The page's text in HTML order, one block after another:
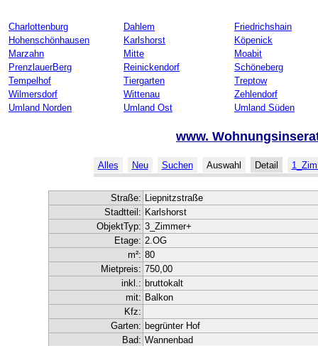
Charlottenburg Dahlem
Friedrichshain
Hohenschönhausen
Karlshorst
Köpenick
Marzahn
Mitte
Moabit
PrenzlauerBerg
Reinickendorf
Schöneberg
Tempelhof
Tiergarten
Treptow
Wilmersdorf
Wittenau
Zehlendorf
Umland Norden
Umland Ost Umland Süden
www.
Alles Neu Suchen Auswahl Detail
Straße: Liepnitzstraße
Stadtteil: Karlshorst
ObjektTyp: 3_Zimmer+
Etage: 2.OG
m²: 80
Mietpreis: 750,00
inkl.: bruttokalt
mit: Balkon
Kfz:
Garten: begrünter Hof
Bad: Wannenbad